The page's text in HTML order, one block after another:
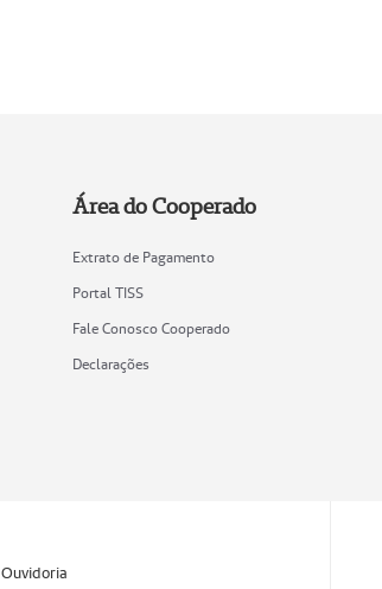
Área do Cooperado
Extrato de Pagamento
Portal TISS
Fale Conosco Cooperado
Declarações
Ouvidoria